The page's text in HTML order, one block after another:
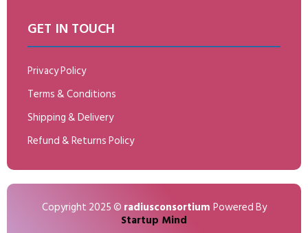
GET IN TOUCH
Privacy Policy
Terms & Conditions
Shipping & Delivery
Refund & Returns Policy
Copyright 2025 © radiusconsortium Powered By
Startup Mind